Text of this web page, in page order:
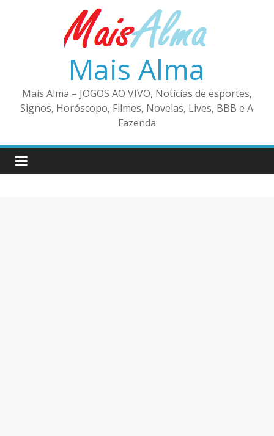
Mais Alma
Mais Alma – JOGOS AO VIVO, Notícias de esportes,
Signos, Horóscopo, Filmes, Novelas, Lives, BBB e A
Fazenda